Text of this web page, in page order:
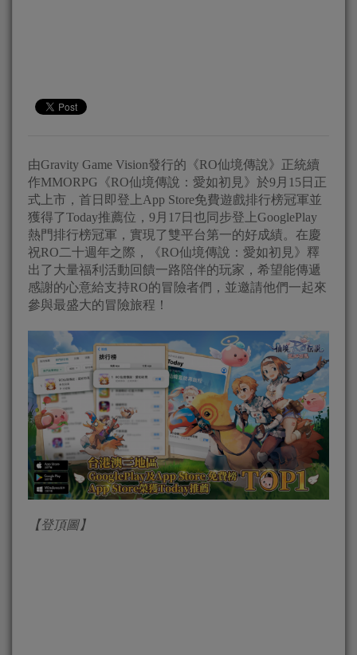
由Gravity Game Vision發行的《RO仙境傳說》正統續
作MMORPG《RO仙境傳說：愛如初見》於9月15日正
式上市，首日即登上App Store免費遊戲排行榜冠軍並
獲得了Today推薦位，9月17日也同步登上GooglePlay
熱門排行榜冠軍，實現了雙平台第一的好成績。在慶
祝RO二十週年之際，《RO仙境傳說：愛如初見》釋
出了大量福利活動回饋一路陪伴的玩家，希望能傳遞
感謝的心意給支持RO的冒險者們，並邀請他們一起來
參與最盛大的冒險旅程！
【登頂圖】